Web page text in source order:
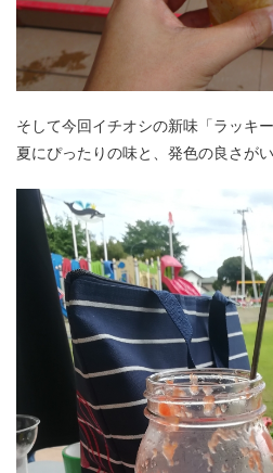
そして今回イチオシの新味「ラッキ
夏にぴったりの味と、発色の良さがい